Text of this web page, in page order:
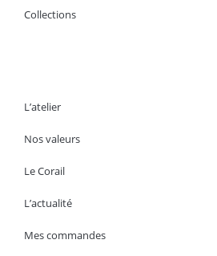
Collections
L’atelier
Nos valeurs
Le Corail
L’actualité
Mes commandes